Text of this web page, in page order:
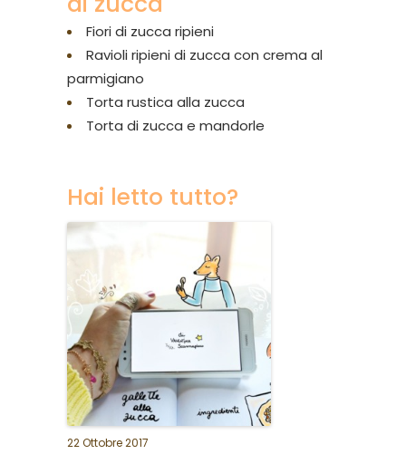
Fiori di zucca ripieni
Ravioli ripieni di zucca con crema al
parmigiano
Torta rustica alla zucca
Torta di zucca e mandorle
Hai letto tutto?
22 Ottobre 2017